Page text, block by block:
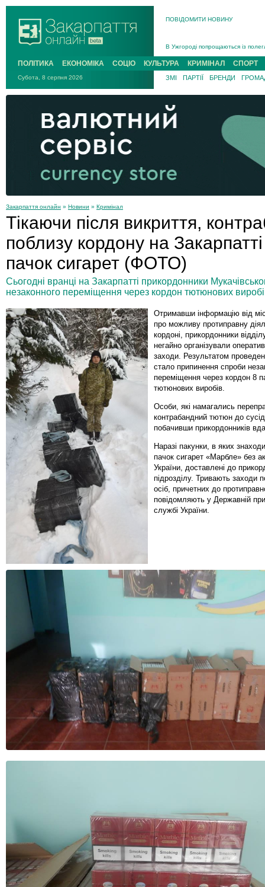
ПОВІДОМИТИ НОВИНУ
В Ужгороді попрощаються із
В Ужгороді 5 серпня
Підтвердили загибель
На війні з рф поліг військовий з
На Хустщині внаслідок ДТП за
Інструктора районного ТЦК на
ПОЛІТИКА ЕКОНОМІКА СОЦІО КУЛЬТУРА КРИМІНАЛ СПОРТ
Субота, 8 серпня 2026 ЗМІ ПАРТІЇ БРЕНДИ
Закарпаття онлайн » Новини » Кримінал
Тікаючи після викриття,
поблизу кордону на
пачок сигарет (ФОТО)
Сьогодні вранці на Закарпатті прикордонники
незаконного переміщення через кордон тютюнових
Отримавши інформацію від
про можливу протиправну
кордоні, прикордонники
негайно організували
заходи. Результатом
стало припинення спроби
переміщення через кордон 8
тютюнових виробів.
Особи, які намагались
контрабандний тютюн до
побачивши прикордонників
Наразі пакунки, в яких
пачок сигарет «Марбле» без
України, доставлені до
підрозділу. Тривають заходи
осіб, причетних до
повідомляють у Державній
службі України.